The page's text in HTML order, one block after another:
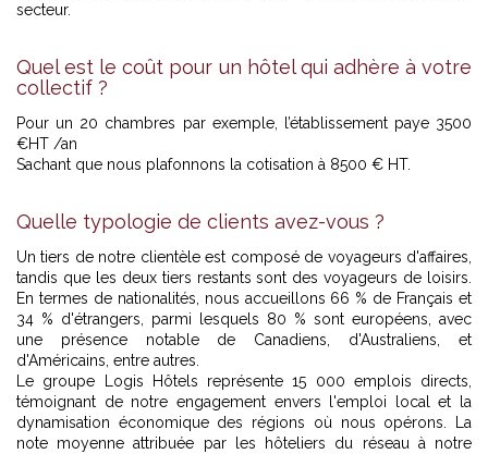
secteur.
Quel est le coût pour un hôtel qui adhère à votre
collectif ?
Pour un 20 chambres par exemple, l’établissement paye 3500
€HT /an
Sachant que nous plafonnons la cotisation à 8500 € HT.
Quelle typologie de clients avez-vous ?
Un tiers de notre clientèle est composé de voyageurs d'affaires,
tandis que les deux tiers restants sont des voyageurs de loisirs.
En termes de nationalités, nous accueillons 66 % de Français et
34 % d'étrangers, parmi lesquels 80 % sont européens, avec
une présence notable de Canadiens, d'Australiens, et
d'Américains, entre autres.
Le groupe Logis Hôtels représente 15 000 emplois directs,
témoignant de notre engagement envers l'emploi local et la
dynamisation économique des régions où nous opérons. La
note moyenne attribuée par les hôteliers du réseau à notre